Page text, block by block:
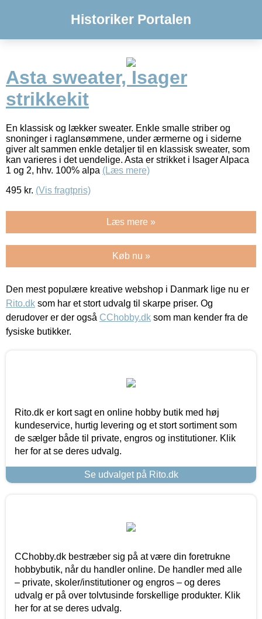
Historiker Portalen
Asta sweater, Isager
strikkekit
En klassisk og lækker sweater. Enkle smalle striber og
snoninger i raglansømmene, under ærmerne og i siderne
giver alt sammen enkle detaljer til en klassisk sweater, som
kan varieres i det uendelige. Asta er strikket i Isager Alpaca
1 og 2, hhv. 100% alpa (Læs mere)
495 kr. (Vis fragtpris)
Læs mere »
Køb nu »
Den mest populære kreative webshop i Danmark lige nu er
Rito.dk som har et stort udvalg til skarpe priser. Og
derudover er der også CChobby.dk som man kender fra de
fysiske butikker.
Rito.dk er kort sagt en online hobby butik med høj
kundeservice, hurtig levering og et stort sortiment som
de sælger både til private, engros og institutioner. Klik
her for at se deres udvalg.
Se udvalget på Rito.dk
CChobby.dk bestræber sig på at være din foretrukne
hobbybutik, når du handler online. De handler med alle
– private, skoler/institutioner og engros – og deres
udvalg er på over tolvtusinde forskellige produkter. Klik
her for at se deres udvalg.